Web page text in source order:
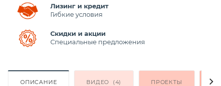
Лизинг и кредит
Гибкие условия
Скидки и акции
Специальные предложения
ОПИСАНИЕ ВИДЕО (4) ПРОЕКТЫ